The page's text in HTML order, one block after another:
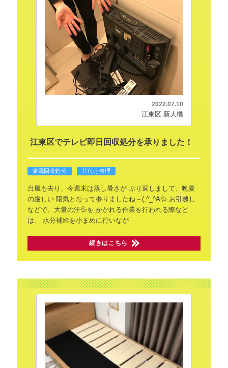
2022.07.10
江東区 新大橋
江東区でテレビ即日回収処分を承りました！
家電回収処分 片付け整理
台風も去り、今週末は蒸し暑さがぶり返しまして、晩夏
の厳しい陽気となって参りましたね～(;^_^A💦 お引越し
などで、大量の汗💦を かかれる作業を行われる際など
は、
水分補給を小まめに行いなが
続きはこちら